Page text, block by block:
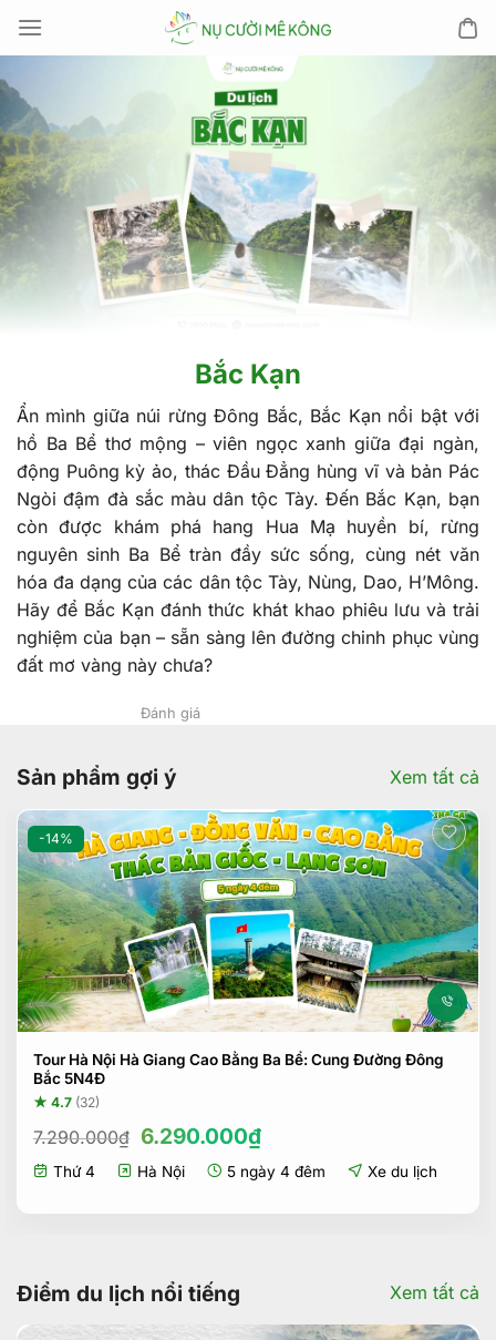
đến
dung
Bắc Kạn
Ẩn mình giữa núi rừng Đông Bắc, Bắc Kạn nổi bật với
hồ Ba Bể thơ mộng – viên ngọc xanh giữa đại ngàn,
động Puông kỳ ảo, thác Đầu Đẳng hùng vĩ và bản Pác
Ngòi đậm đà sắc màu dân tộc Tày. Đến Bắc Kạn, bạn
còn được khám phá hang Hua Mạ huyền bí, rừng
nguyên sinh Ba Bể tràn đầy sức sống, cùng nét văn
hóa đa dạng của các dân tộc Tày, Nùng, Dao, H’Mông.
Hãy để Bắc Kạn đánh thức khát khao phiêu lưu và trải
nghiệm của bạn – sẵn sàng lên đường chinh phục vùng
đất mơ vàng này chưa?
Đánh giá
Sản phẩm gợi ý Xem tất cả
-14%
Tour Hà Nội Hà Giang Cao Bằng Ba Bể: Cung Đường Đông
Bắc 5N4Đ
★ 4.7 (32)
7.290.000₫ Giá
là:
6.290.000₫Giá
hiện
tại
6.290.000₫.
Thứ 4 Hà Nội 5 ngày 4 đêm Xe du lịch
Điểm du lịch nổi tiếng Xem tất cả